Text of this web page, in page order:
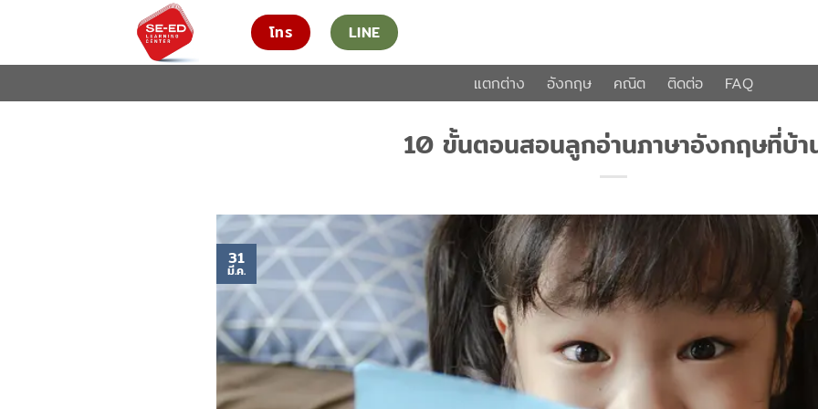
โทร LINE
แตกต่าง อังกฤษ คณิต ติดต่อ FAQ
10 ขั้นตอนสอนลูกอ่านภาษาอังกฤษที่บ้า
31
มี.ค.